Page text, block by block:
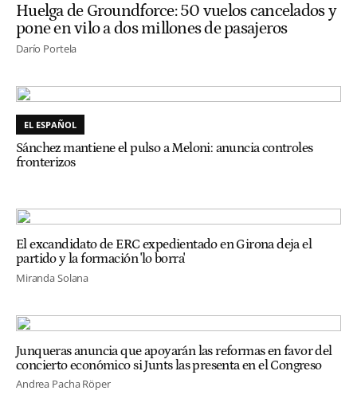
Huelga de Groundforce: 50 vuelos cancelados y
pone en vilo a dos millones de pasajeros
Darío Portela
EL ESPAÑOL
Sánchez mantiene el pulso a Meloni: anuncia controles
fronterizos
El excandidato de ERC expedientado en Girona deja el
partido y la formación 'lo borra'
Miranda Solana
Junqueras anuncia que apoyarán las reformas en favor del
concierto económico si Junts las presenta en el Congreso
Andrea Pacha Röper